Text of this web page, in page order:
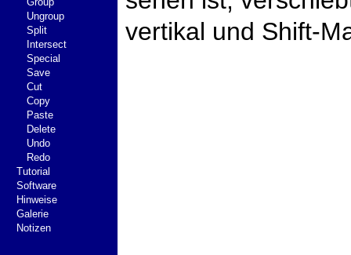
vertikal und Shift-
Ungroup
Split
Intersect
Special
Save
Cut
Copy
Paste
Delete
Undo
Redo
Tutorial
Software
Hinweise
Galerie
Notizen